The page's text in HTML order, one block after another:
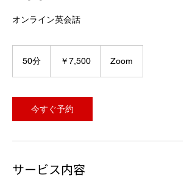
オンライン英会話
50分 ￥7,500 Zoom
今すぐ予約
サービス内容